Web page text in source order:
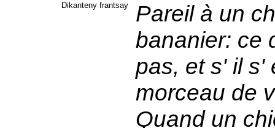
Dikanteny frantsay
Pareil à un
bananier: ce
pas, et s' il s'
morceau de
Quand un